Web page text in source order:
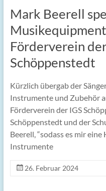
Mark Beerell
Förderverein
Schöppenstedt
Kürzlich übergab der
Instrumente und Zubehör
Förderverein der IGS
Schöppenstedt und der
Beerell, “sodass es mir
Instrumente
26. Februar 2024